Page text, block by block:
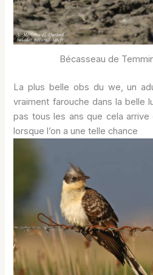
Bécasseau de
La plus belle obs du we, un
vraiment farouche dans la belle
pas tous les ans que cela arrive
lorsque l’on a une telle chance